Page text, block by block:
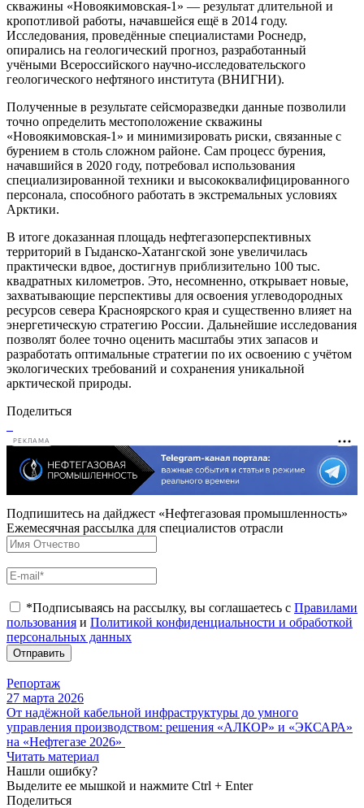
скважины «Новоякимовская-1» — результат длительной и
кропотливой работы, начавшейся ещё в 2014 году.
Исследования, проведённые специалистами Роснедр,
опирались на геологический прогноз, разработанный
учёными Всероссийского научно-исследовательского
геологического нефтяного института (ВНИГНИ).
Полученные в результате сейсморазведки данные позволили
точно определить местоположение скважины
«Новоякимовская-1» и минимизировать риски, связанные с
бурением в столь сложном районе. Сам процесс бурения,
начавшийся в 2020 году, потребовал использования
специализированной техники и высококвалифицированного
персонала, способного работать в экстремальных условиях
Арктики.
В итоге доказанная площадь нефтегазоперспективных
территорий в Гыданско-Хатангской зоне увеличилась
практически вдвое, достигнув приблизительно 100 тыс.
квадратных километров. Это, несомненно, открывает новые,
захватывающие перспективы для освоения углеводородных
ресурсов севера Красноярского края и существенно влияет на
энергетическую стратегию России. Дальнейшие исследования
позволят более точно оценить масштабы этих запасов и
разработать оптимальные стратегии по их освоению с учётом
экологических требований и сохранения уникальной
арктической природы.
Поделиться
РЕКЛАМА
Подпишитесь на дайджест «Нефтегазовая промышленность»
Ежемесячная рассылка для специалистов отрасли
*Подписываясь на рассылку, вы соглашаетесь с Правилами
пользования и Политикой конфиденциальности и обработкой
персональных данных
Отправить
Репортаж
27 марта 2026
От надёжной кабельной инфраструктуры до умного
управления производством: решения «АЛКОР» и «ЭКСАРА»
на «Нефтегазе 2026»
Читать материал
Нашли ошибку?
Выделите ее мышкой и нажмите Ctrl + Enter
Поделиться